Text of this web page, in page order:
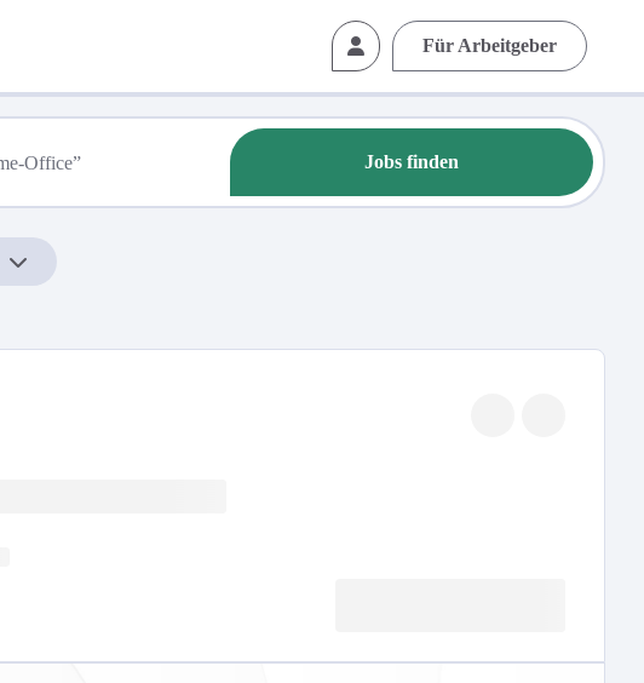
Für Arbeitgeber
Jobs finden